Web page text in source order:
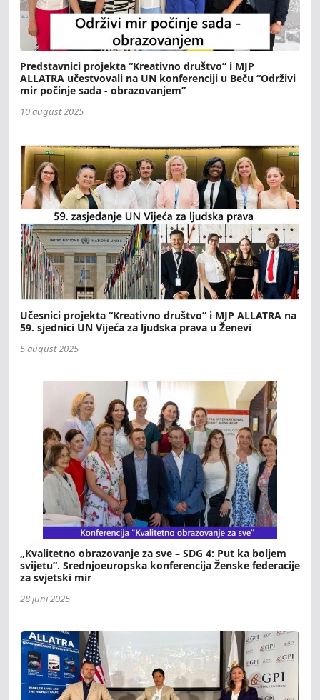
Predstavnici projekta “Kreativno društvo” i MJP
ALLATRA učestvovali na UN konferenciji u Beču “Održivi
mir počinje sada - obrazovanjem”
10 august 2025
Učesnici projekta “Kreativno društvo” i MJP ALLATRA na
59. sjednici UN Vijeća za ljudska prava u Ženevi
5 august 2025
„Kvalitetno obrazovanje za sve – SDG 4: Put ka boljem
svijetu”. Srednjoeuropska konferencija Ženske federacije
za svjetski mir
28 juni 2025